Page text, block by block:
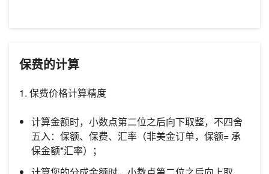
保费的计算
1. 保费价格计算精度
计算金额时，小数点第二位之后向下取整，不四舍
五入：保额、保费、汇率（非美金订单，保额= 承
保金额*汇率）；